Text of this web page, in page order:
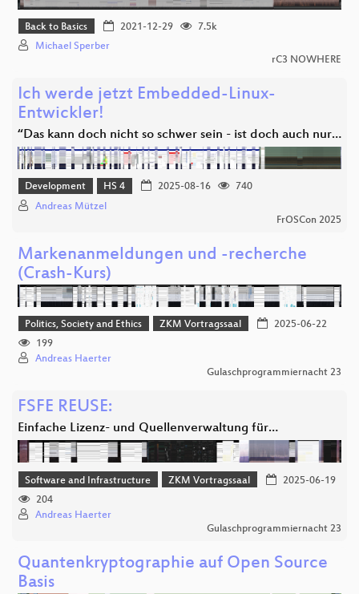
Back to Basics 2021-12-29
7.5k
Michael Sperber
rC3 NOWHERE
Ich werde jetzt Embedded-Linux-
Entwickler!
“Das kann doch nicht so schwer sein - ist doch auch nur…
Development HS 4 2025-08-16
740
Andreas Mützel
FrOSCon 2025
Markenanmeldungen und -recherche
(Crash-Kurs)
Politics, Society and Ethics ZKM Vortragssaal
2025-06-22
199
Andreas Haerter
Gulaschprogrammiernacht 23
FSFE REUSE:
Einfache Lizenz- und Quellenverwaltung für…
Software and Infrastructure ZKM Vortragssaal
2025-06-19
204
Andreas Haerter
Gulaschprogrammiernacht 23
Quantenkryptographie auf Open Source
Basis